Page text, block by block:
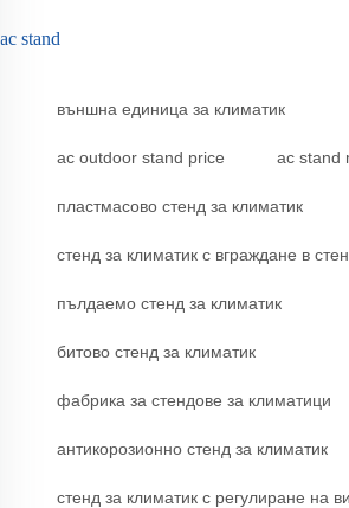
ac stand
външна единица за климатик
ac outdoor stand price ac stand
пластмасово стенд за климатик
стенд за климатик с вграждане в
пълдаемо стенд за климатик
битово стенд за климатик
фабрика за стендове за климатици
антикорозионно стенд за климатик
стенд за климатик с регулиране на